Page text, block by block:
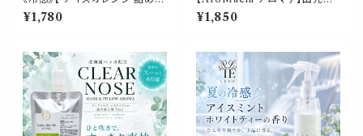
え用 70ml 】マスク & ピロー ア
ロマ｜スイートオレンジ ペパー
臭 静菌 植物由来 約3回分
¥1,780
完熟いちご アロマスプレー 30
ml 箱付｜東北一のいちご産地
ふるさと ギフト プレゼント
¥1,850